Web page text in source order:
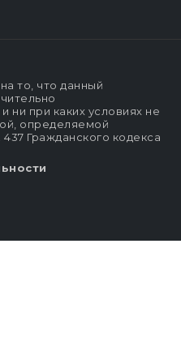
то, что данный
ни при каких условиях не
определяемой
Гражданского кодекса